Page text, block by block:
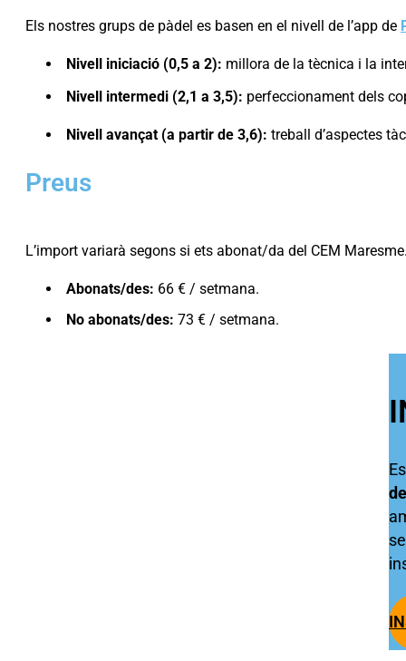
Els nostres grups de pàdel es basen en el nivell de l’app de
Nivell iniciació (0,5 a 2): millora de la tècnica i la
Nivell intermedi (2,1 a 3,5): perfeccionament dels
Nivell avançat (a partir de 3,6): treball d’aspectes
Preus
L’import variarà segons si ets abonat/da del CEM
Abonats/des: 66 € / setmana.
No abonats/des: 73 € / setmana.